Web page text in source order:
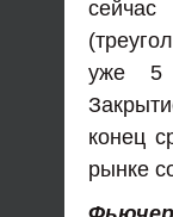
уже 5
конец
рынке